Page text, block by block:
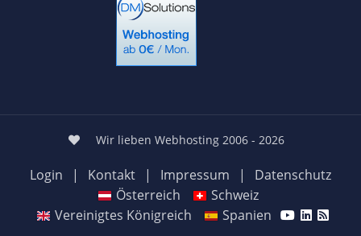
Wir lieben Webhosting 2006 - 2026
Login | Kontakt | Impressum |
Datenschutz
Österreich
Schweiz
Vereinigtes Königreich
Spanien